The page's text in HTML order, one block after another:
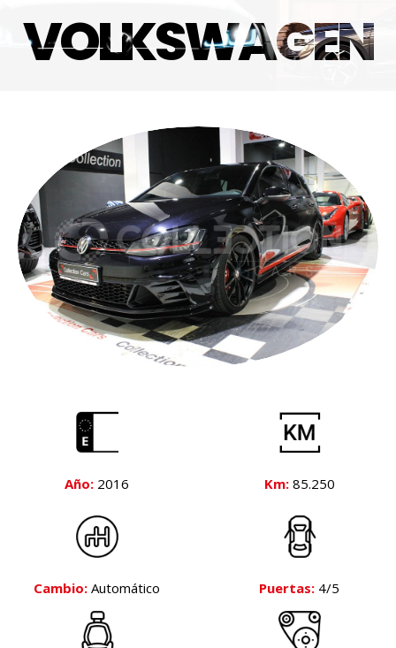
VOLKSWAGEN
Año: 2016 Km: 85.250
Cambio: Automático Puertas: 4/5